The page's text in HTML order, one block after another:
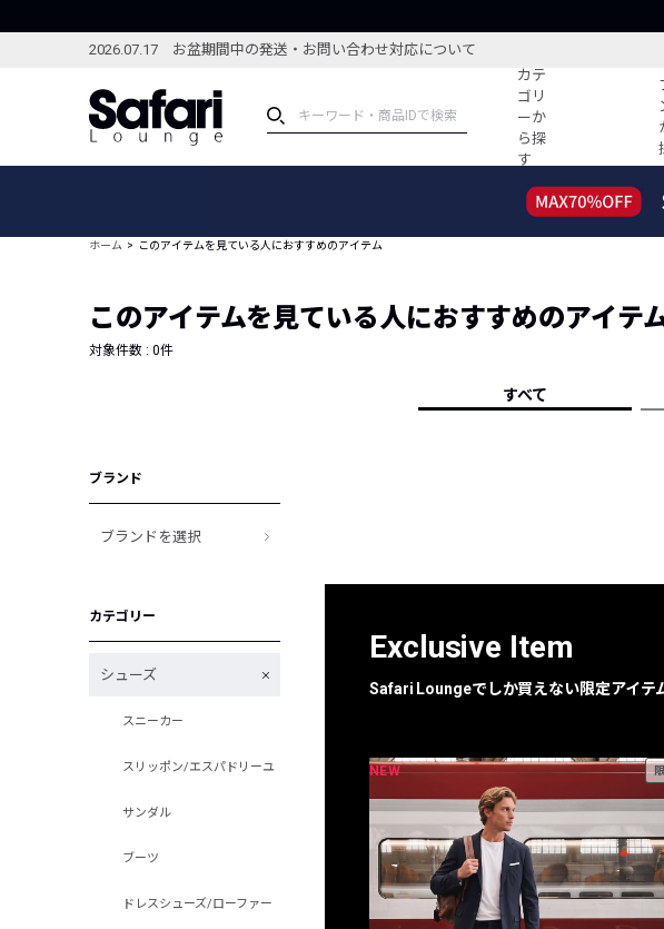
2026.07.17 お盆期間中の発送・お問い合わせ対応について
カテ
ゴリ
ーか
ら探
す
ブランドから探す
新着アイテム
編集部のおすすめアイテム
特集記事
コーディネート
すべ
ーデ
人
フォ
ホーム このアイテムを見ている人におすすめのアイテム
このアイテムを見ている人におすすめのアイテ
対象件数 : 0件
すべて
ブランド
ブランドを選択
カテゴリー
シューズ
スニーカー
スリッポン/エスパドリーユ
サンダル
ブーツ
ドレスシューズ/ローファー
Exclusive Item
Safari Loungeでしか買えない限定アイテ
限定 NEW